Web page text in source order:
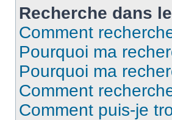
Recherche dans
Comment
Pourquoi ma
Pourquoi ma
Comment
Comment puis-je